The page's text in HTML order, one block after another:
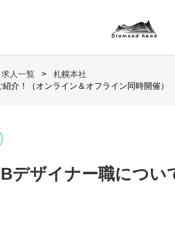
求人一覧
札幌本社
介！（オンライン＆オフライン同時開催）
デザイナー職につ